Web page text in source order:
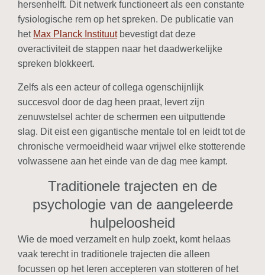
hersenhelft. Dit netwerk functioneert als een constante
fysiologische rem op het spreken. De publicatie van
het Max Planck Instituutbevestigt dat deze
overactiviteit de stappen naar het daadwerkelijke
spreken blokkeert.
Zelfs als een acteur of collega ogenschijnlijk
succesvol door de dag heen praat, levert zijn
zenuwstelsel achter de schermen een uitputtende
slag. Dit eist een gigantische mentale tol en leidt tot de
chronische vermoeidheid waar vrijwel elke stotterende
volwassene aan het einde van de dag mee kampt.
Traditionele trajecten en de
psychologie van de aangeleerde
hulpeloosheid
Wie de moed verzamelt en hulp zoekt, komt helaas
vaak terecht in traditionele trajecten die alleen
focussen op het leren accepteren van stotteren of het